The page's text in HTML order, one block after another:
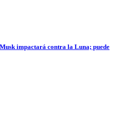
impactará contra la Luna; puede